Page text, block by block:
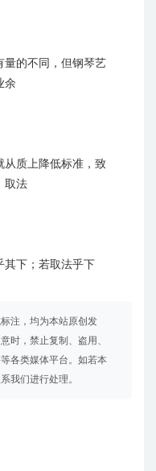
量的不同，但钢琴艺
余
从质上降低标准，致
取法
其下；若取法乎下
注，均为本站原创发
时，禁止复制、盗用、
各类媒体平台。如若本
我们进行处理。